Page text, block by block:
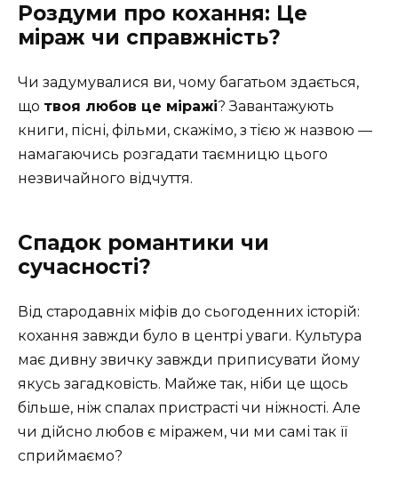
Роздуми про кохання: Це
міраж чи справжність?
Чи задумувалися ви, чому багатьом здається,
що твоя любов це міражі? Завантажують
книги, пісні, фільми, скажімо, з тією ж назвою —
намагаючись розгадати таємницю цього
незвичайного відчуття.
Спадок романтики чи
сучасності?
Від стародавніх міфів до сьогоденних історій:
кохання завжди було в центрі уваги. Культура
має дивну звичку завжди приписувати йому
якусь загадковість. Майже так, ніби це щось
більше, ніж спалах пристрасті чи ніжності. Але
чи дійсно любов є міражем, чи ми самі так її
сприймаємо?